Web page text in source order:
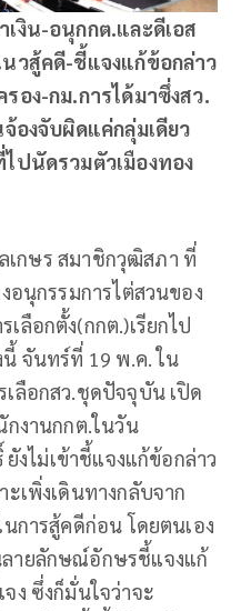
งิน-อนุกกต.และดีเอส
วสู้คดี-ชี้แจงแก้ข้อกล่าว
อง-กม.การได้มาซึ่งสว.
จ้องจับผิดแค่กลุ่มเดียว
ปนัดรวมตัวเมืองทอง
เกษร สมาชิกวุฒิสภา ที่
อนุกรรมการไต่สวนของ
ลือกตั้ง(กกต.)เรียกไป
จันทร์ที่ 19 พ.ค. ใน
ลือกสว.ชุดปัจจุบัน เปิด
กงานกกต.ในวัน
งไม่เข้าชี้แจงแก้ข้อกล่าว
เพิ่งเดินทางกลับจาก
การสู้คดีก่อน โดยตนเอง
ายลักษณ์อักษรชี้แจงแก้
ง ซึ่งก็มั่นใจว่าจะ